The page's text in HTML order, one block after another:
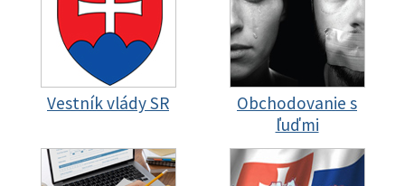
Vestník vlády SR
Obchodovanie s
ľuďmi